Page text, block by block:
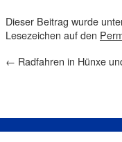
Dieser Beitrag wurde
Lesezeichen auf den
← Radfahren in Hünxe